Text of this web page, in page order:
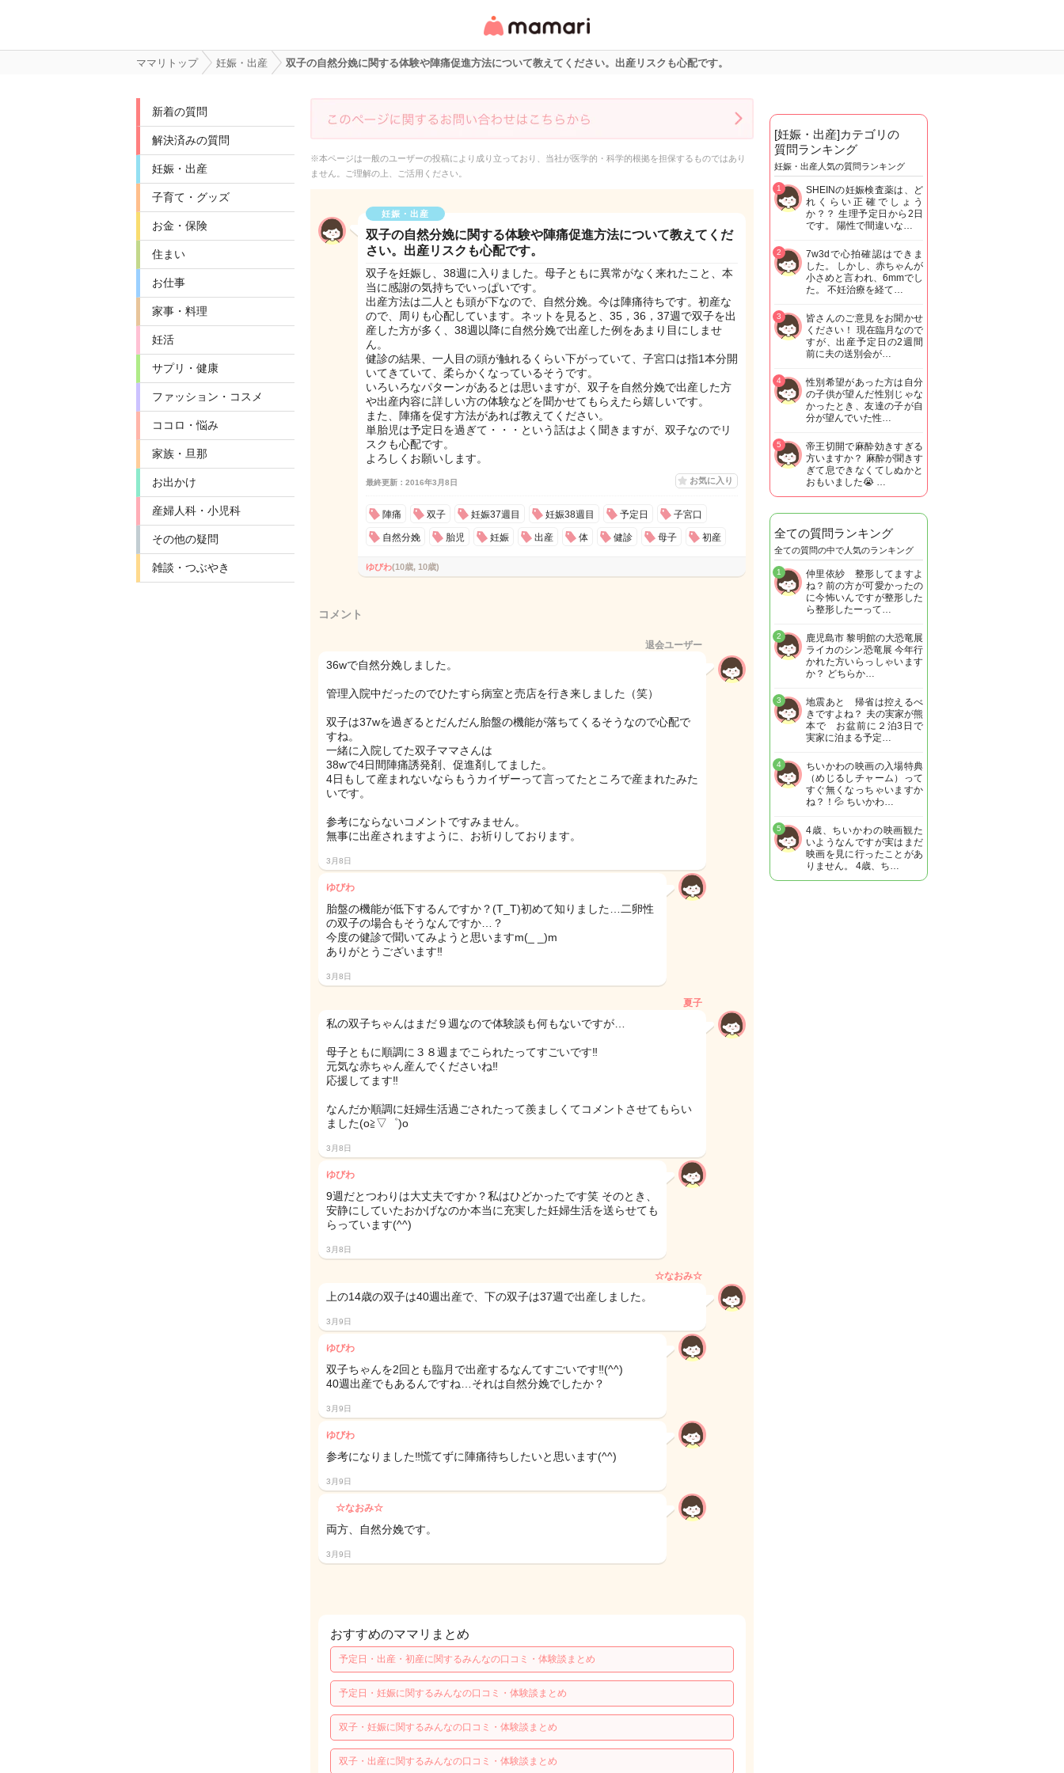
リ・情報サイト
ママリトップ 妊娠・出産 双子の自然分娩に関する体験や陣痛促進方法について教えてください。出産リスクも心配です。
新着の質問
解決済みの質問
妊娠・出産
子育て・グッズ
お金・保険
住まい
お仕事
家事・料理
妊活
サプリ・健康
ファッション・コスメ
ココロ・悩み
家族・旦那
お出かけ
産婦人科・小児科
その他の疑問
雑談・つぶやき
※本ページは一般のユーザーの投稿により成り立っており、当社が医学的・科学的根拠を担保するものではあり
ません。ご理解の上、ご活用ください。
妊娠・出産
双子の自然分娩に関する体験や陣痛促進方法について教えてくだ
さい。出産リスクも心配です。
双子を妊娠し、38週に入りました。母子ともに異常がなく来れたこと、本
当に感謝の気持ちでいっぱいです。
出産方法は二人とも頭が下なので、自然分娩。今は陣痛待ちです。初産な
ので、周りも心配しています。ネットを見ると、35，36，37週で双子を出
産した方が多く、38週以降に自然分娩で出産した例をあまり目にしませ
ん。
健診の結果、一人目の頭が触れるくらい下がっていて、子宮口は指1本分開
いてきていて、柔らかくなっているそうです。
いろいろなパターンがあるとは思いますが、双子を自然分娩で出産した方
や出産内容に詳しい方の体験などを聞かせてもらえたら嬉しいです。
また、陣痛を促す方法があれば教えてください。
単胎児は予定日を過ぎて・・・という話はよく聞きますが、双子なのでリ
スクも心配です。
よろしくお願いします。
最終更新：2016年3月8日 お気に入り
陣痛 双子 妊娠37週目 妊娠38週目 予定日 子宮口
自然分娩 胎児 妊娠 出産 体 健診 母子 初産
ゆびわ(10歳, 10歳)
コメント
退会ユーザー
36wで自然分娩しました。
管理入院中だったのでひたすら病室と売店を行き来しました（笑）
双子は37wを過ぎるとだんだん胎盤の機能が落ちてくるそうなので心配で
すね。
一緒に入院してた双子ママさんは
38wで4日間陣痛誘発剤、促進剤してました。
4日もして産まれないならもうカイザーって言ってたところで産まれたみた
いです。
参考にならないコメントですみません。
無事に出産されますように、お祈りしております。
3月8日
ゆびわ
胎盤の機能が低下するんですか？(T_T)初めて知りました…二卵性
の双子の場合もそうなんですか…？
今度の健診で聞いてみようと思いますm(_ _)m
ありがとうございます‼︎
3月8日
夏子
私の双子ちゃんはまだ９週なので体験談も何もないですが…
母子ともに順調に３８週までこられたってすごいです‼
元気な赤ちゃん産んでくださいね‼
応援してます‼
なんだか順調に妊婦生活過ごされたって羨ましくてコメントさせてもらい
ました(o≧▽゜)o
3月8日
ゆびわ
9週だとつわりは大丈夫ですか？私はひどかったです笑 そのとき、
安静にしていたおかげなのか本当に充実した妊婦生活を送らせても
らっています(^^)
3月8日
☆なおみ☆
上の14歳の双子は40週出産で、下の双子は37週で出産しました。
3月9日
ゆびわ
双子ちゃんを2回とも臨月で出産するなんてすごいです‼︎(^^)
40週出産でもあるんですね…それは自然分娩でしたか？
3月9日
ゆびわ
参考になりました‼︎慌てずに陣痛待ちしたいと思います(^^)
3月9日
☆なおみ☆
両方、自然分娩です。
3月9日
おすすめのママリまとめ
予定日・出産・初産に関するみんなの口コミ・体験談まとめ
予定日・妊娠に関するみんなの口コミ・体験談まとめ
双子・妊娠に関するみんなの口コミ・体験談まとめ
双子・出産に関するみんなの口コミ・体験談まとめ
[妊娠・出産]カテゴリの
質問ランキング
妊娠・出産人気の質問ランキング
SHEINの妊娠検査薬は、ど
れくらい正確でしょう
か？？ 生理予定日から2日
です。 陽性で間違いな…
1
7w3dで心拍確認はできま
した。 しかし、赤ちゃんが
小さめと言われ、6mmでし
た。 不妊治療を経て…
2
皆さんのご意見をお聞かせ
ください！ 現在臨月なので
すが、出産予定日の2週間
前に夫の送別会が…
3
性別希望があった方は自分
の子供が望んだ性別じゃな
かったとき、友達の子が自
分が望んでいた性…
4
帝王切開で麻酔効きすぎる
方いますか？ 麻酔が聞きす
ぎて息できなくてしぬかと
おもいました😭 …
5
全ての質問ランキング
全ての質問の中で人気のランキング
仲里依紗 整形してますよ
ね？前の方が可愛かったの
に今怖いんですが整形した
ら整形したーって…
1
鹿児島市 黎明館の大恐竜展
ライカのシン恐竜展 今年行
かれた方いらっしゃいます
か？ どちらか…
2
地震あと 帰省は控えるべ
きですよね？ 夫の実家が熊
本で お盆前に２泊3日で
実家に泊まる予定…
3
ちいかわの映画の入場特典
（めじるしチャーム）って
すぐ無くなっちゃいますか
ね？！💦 ちいかわ…
4
4歳、ちいかわの映画観た
いようなんですが実はまだ
映画を見に行ったことがあ
りません。 4歳、ち…
5